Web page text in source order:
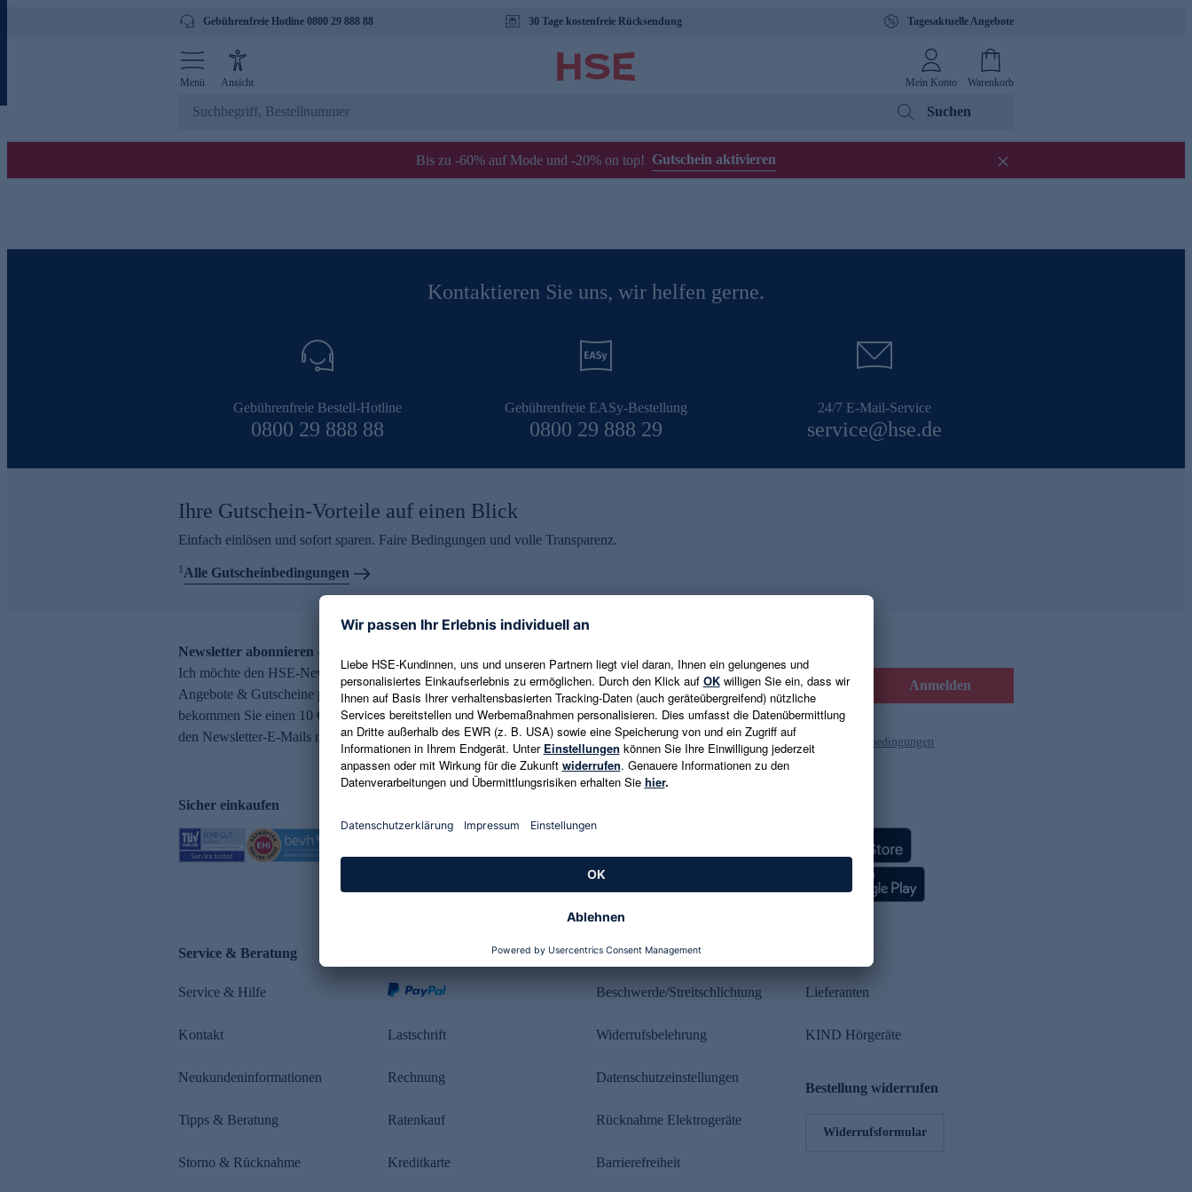
Gebührenfreie Hotline 0800 29 888 88 30 Tage kostenfreie Rücksendung Tagesaktuelle Angebote
Menü Ansicht Mein Konto Warenkorb
Suchen
Bis zu -60% auf Mode und -20% on top! Gutschein aktivieren
Kontaktieren Sie uns, wir helfen gerne.
Gebührenfreie Bestell-Hotline
0800 29 888 88
Gebührenfreie EASy-Bestellung
0800 29 888 29
24/7 E-Mail-Service
service@hse.de
Ihre Gutschein-Vorteile auf einen Blick
Einfach einlösen und sofort sparen. Faire Bedingungen und volle Transparenz.
1Alle Gutscheinbedingungen
Newsletter abonnieren – 10 € Gutschein erhalten
Ich möchte den HSE-Newsletter abonnieren und aktuelle Trends,
Angebote & Gutscheine per E-Mail erhalten. Als Dankeschön
bekommen Sie einen 10 € Gutschein. Eine Abmeldung ist jederzeit in
den Newsletter-E-Mails möglich.
E-Mail-Adresse eingeben Anmelden
Es gelten die Datenschutzrichtlinien und die Gutscheinbedingungen
Sicher einkaufen
Service & Beratung
Service & Hilfe
Kontakt
Neukundeninformationen
Tipps & Beratung
Storno & Rücknahme
Lastschrift
Rechnung
Ratenkauf
Kreditkarte
Rechtliches
Beschwerde/Streitschlichtung
Widerrufsbelehrung
Datenschutzeinstellungen
Rücknahme Elektrogeräte
Barrierefreiheit
Lieferanten
KIND Hörgeräte
Bestellung widerrufen
Widerrufsformular